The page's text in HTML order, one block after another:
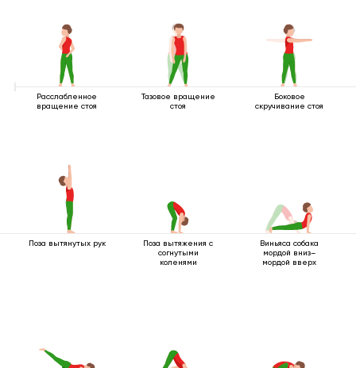
Расслабленное
вращение стоя
Тазовое вращение
стоя
Боковое
скручивание стоя
Поза вытянутых рук
Поза вытяжения с
согнутыми
коленями
Виньяса собака
мордой вниз–
мордой вверх